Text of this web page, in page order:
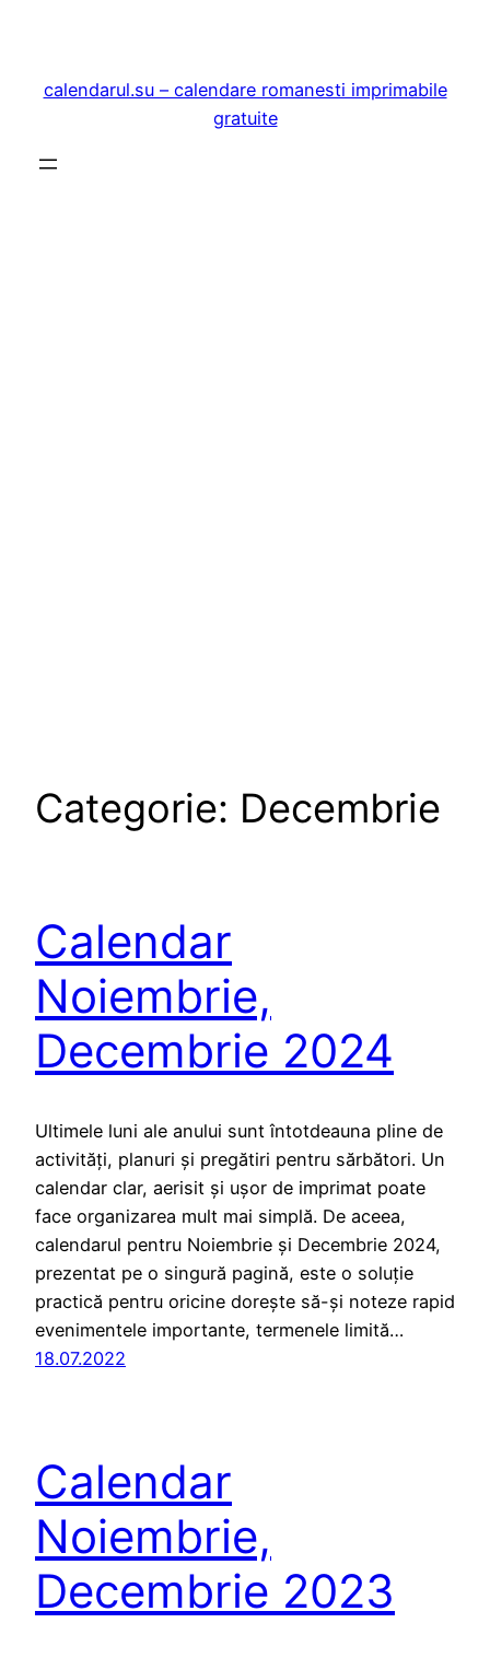
conținut
calendarul.su – calendare romanesti imprimabile
gratuite
Categorie: Decembrie
Calendar
Noiembrie,
Decembrie 2024
Ultimele luni ale anului sunt întotdeauna pline de
activități, planuri și pregătiri pentru sărbători. Un
calendar clar, aerisit și ușor de imprimat poate
face organizarea mult mai simplă. De aceea,
calendarul pentru Noiembrie și Decembrie 2024,
prezentat pe o singură pagină, este o soluție
practică pentru oricine dorește să-și noteze rapid
evenimentele importante, termenele limită…
18.07.2022
Calendar
Noiembrie,
Decembrie 2023